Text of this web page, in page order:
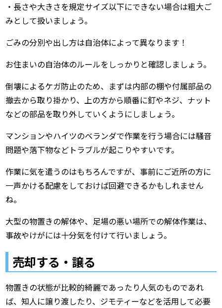
・長さや大きさを規定サイズ以下にできない場合は粗大ご
みとして扱いましょう。
ごみの分別や出し方は自治体によって異なります！
お住まいの自治体のルールをしっかりと確認しましょう。
倒壊によるケガ防止のため、まずは内部の棚や付属部品の
撤去から取り掛かり、上の方から順番に釘やネジ、ナット
などの部品を取り外していくようにしましょう。
マンションやハイツのベランダで作業を行う場合には騒音
問題や落下物などトラブルが起こりやすいです。
作業に気を遣うのはもちろんですが、事前にご近所の方に
一声かける配慮をしておけば回避できるかもしれません
ね。
大型の物置きの解体や、足場の悪い場所での解体作業は、
事故やけがには十分気を付けて行いましょう。
売却する・譲る
物置きの状態が比較的綺麗であったり人気のものであれ
ば、知人に譲り渡したり、ジモティーなどを活用して必要